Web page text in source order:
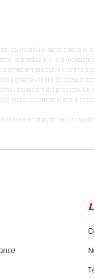
dai modelli di serie e sono in
le prestazioni, le dimensioni
omissioni; si riserva il diritto di
possono variare da paese a
deviazioni del processo.
moto da competizione e non
di serie omologati per uso su